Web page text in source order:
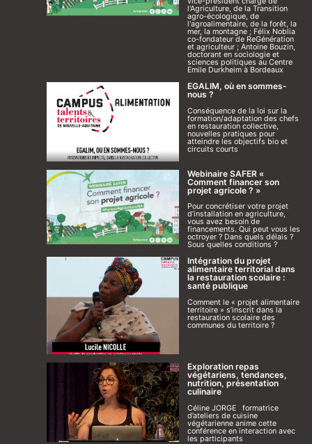
l'Agriculture, de la Transition
agro-écologique, de
l'agroalimentaire, de la forêt, la
mer, la montagne ; Félix Noblia
co-fondateur de ReGénération
et agriculteur ; Antoine Bouzin,
doctorant en sociologie et
sciences politiques au Centre
Emile Durkheim à Bordeaux
EGALIM, où en sommes-
nous ?
Conséquence de la loi sur la
formation/adaptation des chefs
en restauration collective,
nouvelles pratiques pour
atteindre les objectifs bio et
circuits courts
Webinaire SAFER «
Comment financer son
projet agricole ? »
Pour concrétiser votre projet
d’installation en agriculture,
vous avez besoin de
financements. Qui peut vous les
octroyer ? Dans quels délais ?
Sous quelles conditions ?
Intégration du projet
alimentaire territorial dans
la restauration scolaire :
santé publique
Comment le « projet alimentaire
territoire » s’inscrit dans la
restauration scolaire des
communes du territoire ?
Exploration repas
végétariens, tendances,
nutrition, présentation
culinaire
Céline JORGE formatrice
d’ateliers de cuisine
végétarienne anime cette
conférence en interaction avec
les participants